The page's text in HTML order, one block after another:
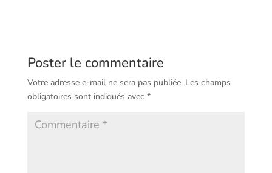
Poster le commentaire
Votre adresse e-mail ne sera pas publiée. Les champs
obligatoires sont indiqués avec *